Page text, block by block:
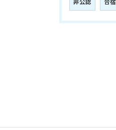
非公認 合宿